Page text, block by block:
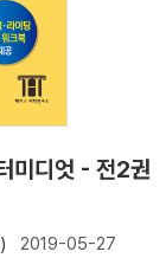
미디엇 - 전2권
2019-05-27